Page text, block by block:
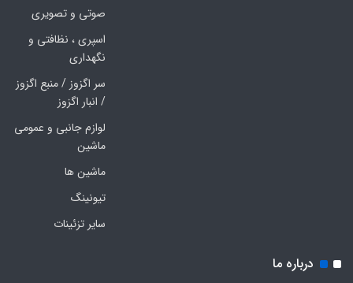
صوتی و تصویری
اسپری ، نظافتی و
نگهداری
سر اگزوز / منبع اگزوز
/ انبار اگزوز
لوازم جانبی و عمومی
ماشین
ماشین ها
تیونینگ
سایر تزئینات
درباره ما